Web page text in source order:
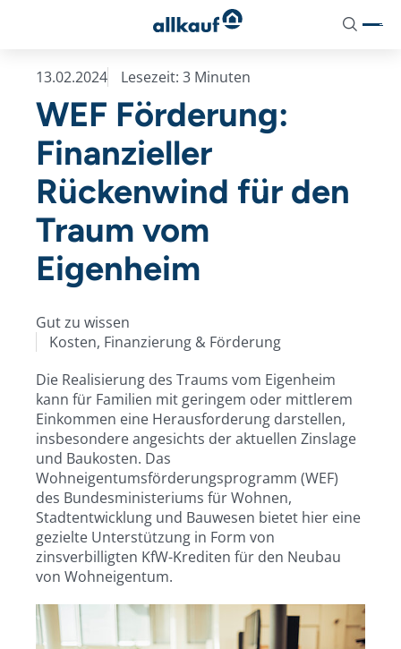
Aktionshäuser
Pure Home 1
Pure Home 2
Pure Home 3
Pure Home 4
Pure Home 5
Pure Home 6
Pure Home 7
Unser Ausbaukonzept
Hausausstattung
Dienstleistungspakete
Zusatzoptionen
Energietechnik
Aktuelles
Stelltermine
News
13.02.2024 Lesezeit: 3 Minuten
WEF Förderung:
Finanzieller
Rückenwind für den
Traum vom
Eigenheim
Gut zu wissen
Kosten, Finanzierung & Förderung
Die Realisierung des Traums vom Eigenheim
kann für Familien mit geringem oder mittlerem
Einkommen eine Herausforderung darstellen,
insbesondere angesichts der aktuellen Zinslage
und Baukosten. Das
Wohneigentumsförderungsprogramm (WEF)
des Bundesministeriums für Wohnen,
Stadtentwicklung und Bauwesen bietet hier eine
gezielte Unterstützung in Form von
zinsverbilligten KfW-Krediten für den Neubau
von Wohneigentum.